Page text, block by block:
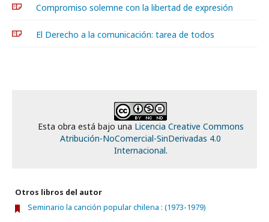
Compromiso solemne con la libertad de expresión
El Derecho a la comunicación: tarea de todos
Esta obra está bajo una Licencia Creative Commons
Atribución-NoComercial-SinDerivadas 4.0
Internacional.
Otros libros del autor
Seminario la canción popular chilena : (1973-1979)